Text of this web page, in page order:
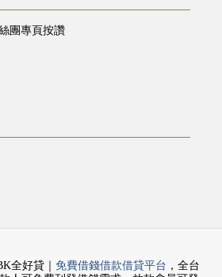
團專頁按讚
全好貸｜ 免費借錢借款借貸平台 ，全台